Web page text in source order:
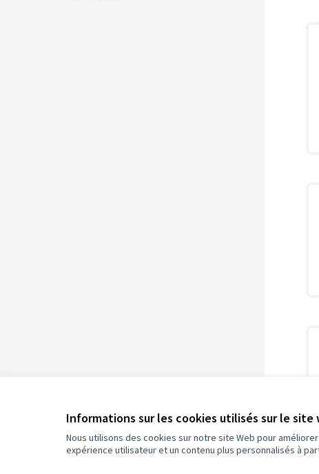
Informations sur les cookies utilisés sur le site
Nous utilisons des cookies sur notre site Web pour
expérience utilisateur et un contenu plus personnalisés à